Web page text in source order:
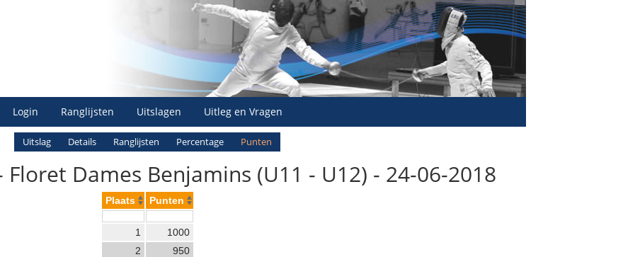
Login Ranglijsten Uitslagen Uitleg en Vragen
Uitslag Details Ranglijsten Percentage Punten
Dames Benjamins (U11 - U12) - 24-06-2018
Plaats Punten
1
1000
2
950